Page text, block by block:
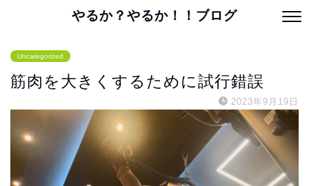
やるか？やるか！！ブログ
Uncategorized
筋肉を大きくするために試行錯誤
2023年9月19日